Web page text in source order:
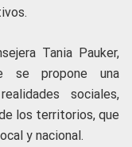
Tania Pauker,
se propone una
sociales,
los territorios, que
y nacional.